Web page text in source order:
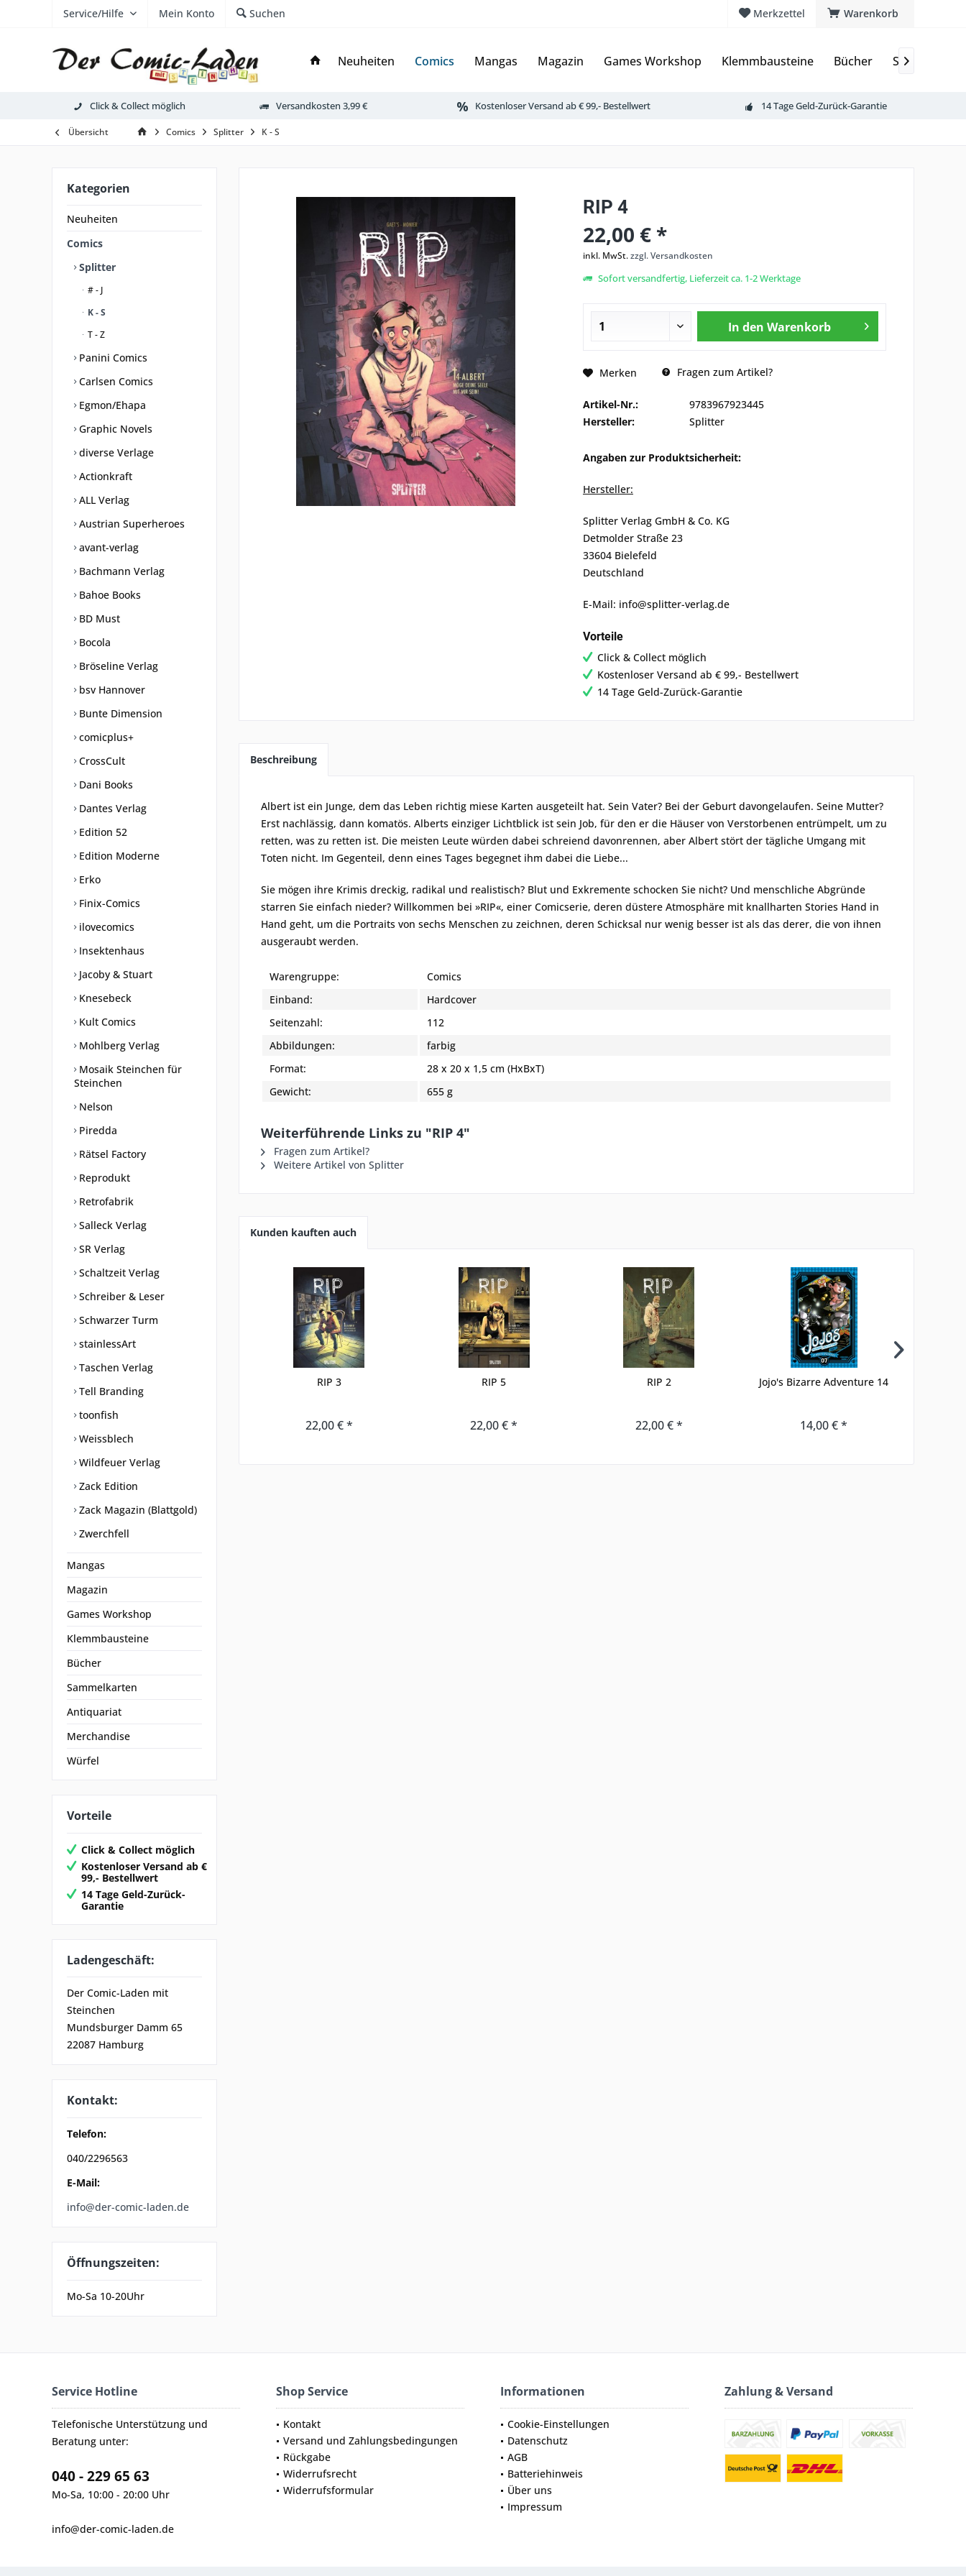
Warenkorb
Merkzettel
Service/Hilfe Mein Konto Suchen
Neuheiten Comics Mangas Magazin Games Workshop Klemmbausteine Bücher 
Click & Collect möglich Versandkosten 3,99 € Kostenloser Versand ab € 99,- Bestellwert 14 Tage Geld-Zurück-Garantie
Übersicht Comics Splitter K - S
Kategorien
Neuheiten
Comics
Splitter
# - J
K - S
T - Z
Panini Comics
Carlsen Comics
Egmon/Ehapa
Graphic Novels
diverse Verlage
Actionkraft
ALL Verlag
Austrian Superheroes
avant-verlag
Bachmann Verlag
Bahoe Books
BD Must
Bocola
Bröseline Verlag
bsv Hannover
Bunte Dimension
comicplus+
CrossCult
Dani Books
Dantes Verlag
Edition 52
Edition Moderne
Erko
Finix-Comics
ilovecomics
Insektenhaus
Jacoby & Stuart
Knesebeck
Kult Comics
Mohlberg Verlag
Mosaik Steinchen für
Steinchen
Nelson
Piredda
Rätsel Factory
Reprodukt
Retrofabrik
Salleck Verlag
SR Verlag
Schaltzeit Verlag
Schreiber & Leser
Schwarzer Turm
stainlessArt
Taschen Verlag
Tell Branding
toonfish
Weissblech
Wildfeuer Verlag
Zack Edition
Zack Magazin (Blattgold)
Zwerchfell
Mangas
Magazin
Games Workshop
Klemmbausteine
Bücher
Sammelkarten
Antiquariat
Merchandise
Würfel
Vorteile
Click & Collect möglich
Kostenloser Versand ab €
99,- Bestellwert
14 Tage Geld-Zurück-
Garantie
Ladengeschäft:
Der Comic-Laden mit
Steinchen
Mundsburger Damm 65
22087 Hamburg
Kontakt:
Telefon:
040/2296563
E-Mail:
info@der-comic-laden.de
Öffnungszeiten:
Mo-Sa 10-20Uhr
RIP 4
22,00 € *
inkl. MwSt.zzgl. Versandkosten
Sofort versandfertig, Lieferzeit ca. 1-2 Werktage
In den Warenkorb
Merken Fragen zum Artikel?
Artikel-Nr.:
9783967923445
Hersteller:
Splitter
Angaben zur Produktsicherheit:
Hersteller:
Splitter Verlag GmbH & Co. KG
Detmolder Straße 23
33604 Bielefeld
Deutschland
E-Mail: info@splitter-verlag.de
Vorteile
Click & Collect möglich
Kostenloser Versand ab € 99,- Bestellwert
14 Tage Geld-Zurück-Garantie
Beschreibung
Albert ist ein Junge, dem das Leben richtig miese Karten ausgeteilt hat. Sein Vater? Bei der Geburt davongelaufen. Seine Mutter?
Erst nachlässig, dann komatös. Alberts einziger Lichtblick ist sein Job, für den er die Häuser von Verstorbenen entrümpelt, um zu
retten, was zu retten ist. Die meisten Leute würden dabei schreiend davonrennen, aber Albert stört der tägliche Umgang mit
Toten nicht. Im Gegenteil, denn eines Tages begegnet ihm dabei die Liebe...
Sie mögen ihre Krimis dreckig, radikal und realistisch? Blut und Exkremente schocken Sie nicht? Und menschliche Abgründe
starren Sie einfach nieder? Willkommen bei »RIP«, einer Comicserie, deren düstere Atmosphäre mit knallharten Stories Hand in
Hand geht, um die Portraits von sechs Menschen zu zeichnen, deren Schicksal nur wenig besser ist als das derer, die von ihnen
ausgeraubt werden.
Warengruppe:
Comics
Einband:
Hardcover
Seitenzahl:
112
Abbildungen:
farbig
Format:
28 x 20 x 1,5 cm (HxBxT)
Gewicht:
655 g
Weiterführende Links zu "RIP 4"
Fragen zum Artikel?
Weitere Artikel von Splitter
Kunden kauften auch
RIP 3
22,00 € *
RIP 5
22,00 € *
RIP 2
22,00 € *
Jojo's Bizarre Adventure 14
14,00 € *
Service Hotline
Telefonische Unterstützung und
Beratung unter:
040 - 229 65 63
Mo-Sa, 10:00 - 20:00 Uhr
info@der-comic-laden.de
Shop Service
Kontakt
Versand und Zahlungsbedingungen
Rückgabe
Widerrufsrecht
Widerrufsformular
Informationen
Cookie-Einstellungen
Datenschutz
AGB
Batteriehinweis
Über uns
Impressum
Zahlung & Versand